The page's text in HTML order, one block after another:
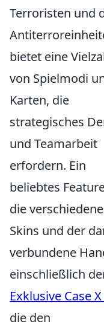
Terroristen und
bietet eine
von Spielmodi
Karten, die
strategisches
und Teamarbeit
erfordern. Ein
beliebtes
die
Skins und der
verbundene
einschließlich
Exklusive Case X
die den